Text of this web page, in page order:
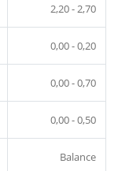
2,20 - 2,70
0,00 - 0,20
0,00 - 0,70
0,00 - 0,50
Balance